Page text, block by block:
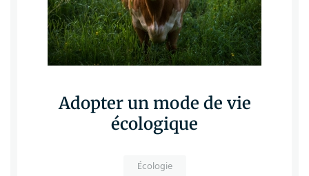
Adopter un mode de vie
écologique
Écologie